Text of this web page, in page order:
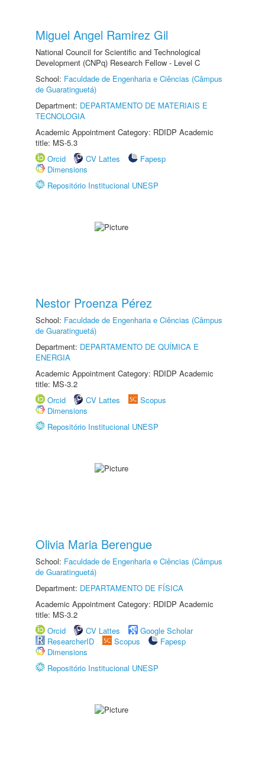
Miguel Angel Ramirez Gil
National Council for Scientific and Technological
Development (CNPq) Research Fellow - Level C
School: Faculdade de Engenharia e Ciências (Câmpus
de Guaratinguetá)
Department: DEPARTAMENTO DE MATERIAIS E
TECNOLOGIA
Academic Appointment Category: RDIDP Academic
title: MS-5.3
Orcid
CV Lattes
Fapesp
Dimensions
Repositório Institucional UNESP
Nestor Proenza Pérez
School: Faculdade de Engenharia e Ciências (Câmpus
de Guaratinguetá)
Department: DEPARTAMENTO DE QUÍMICA E
ENERGIA
Academic Appointment Category: RDIDP Academic
title: MS-3.2
Orcid
CV Lattes
Scopus
Dimensions
Repositório Institucional UNESP
Olivia Maria Berengue
School: Faculdade de Engenharia e Ciências (Câmpus
de Guaratinguetá)
Department: DEPARTAMENTO DE FÍSICA
Academic Appointment Category: RDIDP Academic
title: MS-3.2
Orcid
CV Lattes
Google Scholar
ResearcherID
Scopus
Fapesp
Dimensions
Repositório Institucional UNESP